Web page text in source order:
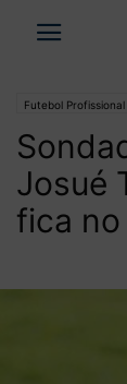
Futebol Profissional
Josué
fica no